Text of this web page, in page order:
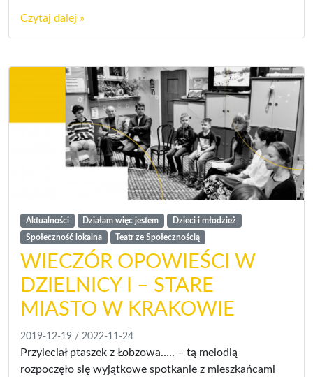
Czytaj dalej »
Aktualności Działam więc jestem
Dzieci i młodzież
Społeczność lokalna
Teatr ze Społecznością
WIECZÓR OPOWIEŚCI W
DZIELNICY I – STARE
MIASTO W KRAKOWIE
2019-12-19 / 2022-11-24
Przyleciał ptaszek z Łobzowa….. – tą melodią
rozpoczęło się wyjątkowe spotkanie z mieszkańcami